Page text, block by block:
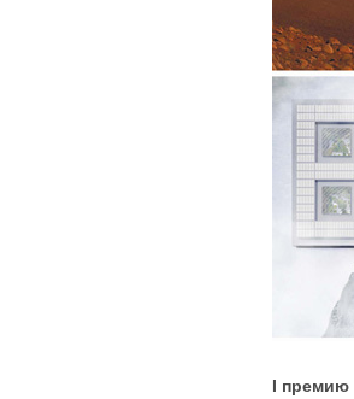
I премию